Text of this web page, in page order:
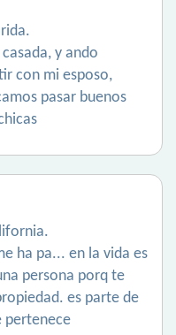
y ando
con mi esposo,
pasar buenos
ha pa... en la vida es
persona porq te
es parte de
pertenece